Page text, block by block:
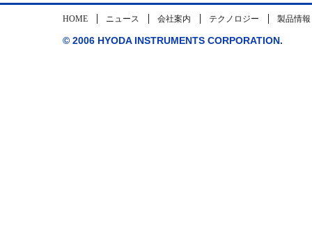
HOME ニュース 会社案内 テクノロジー 製品情報
© 2006 HYODA INSTRUMENTS CORPORATION.